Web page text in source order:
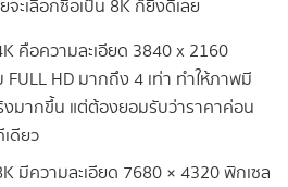
เลือกซื้อเป็น 8K ก็ยิ่งดีเลย
คือความละเอียด 3840 x 2160
HD มากถึง 4 เท่า ทำให้ภาพมี
มากขึ้น แต่ต้องยอมรับว่าราคาค่อน
ดียว
มีความละเอียด 7680 × 4320 พิกเซล